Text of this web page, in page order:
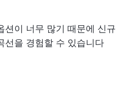
션이 너무 많기 때문에 신규
선을 경험할 수 있습니다